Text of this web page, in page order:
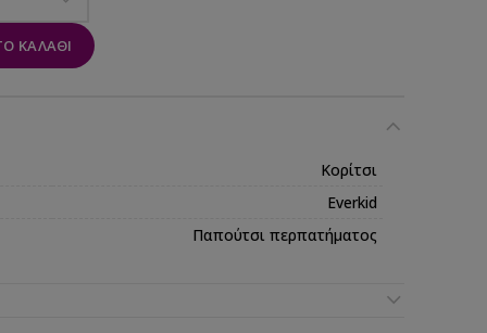
ΚΑΛΆΘΙ
Κορίτσι
Everkid
Παπούτσι περπατήματος